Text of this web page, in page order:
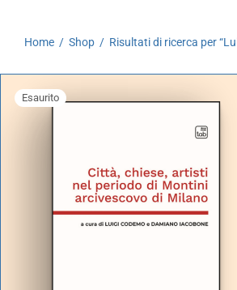
Home / Shop / Risultati di ricerca per
Esaurito
Buoni regalo